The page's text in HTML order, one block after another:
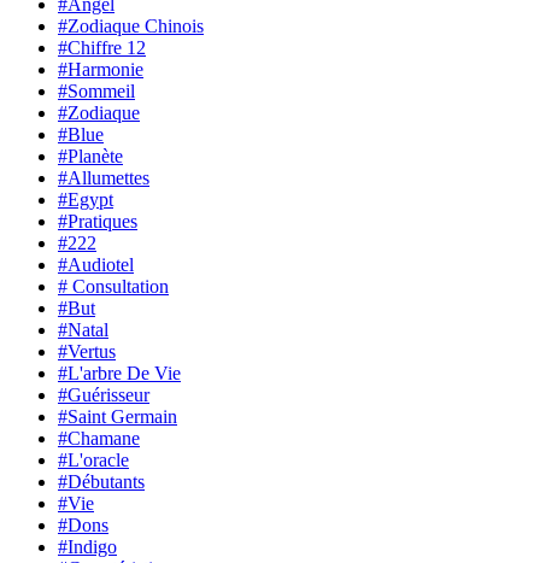
#Zodiaque Chinois
#Chiffre 12
#Harmonie
#Sommeil
#Zodiaque
#Blue
#Planète
#Allumettes
#Egypt
#Pratiques
#222
#Audiotel
# Consultation
#But
#Natal
#Vertus
#L'arbre De Vie
#Guérisseur
#Saint Germain
#Chamane
#L'oracle
#Débutants
#Vie
#Dons
#Indigo